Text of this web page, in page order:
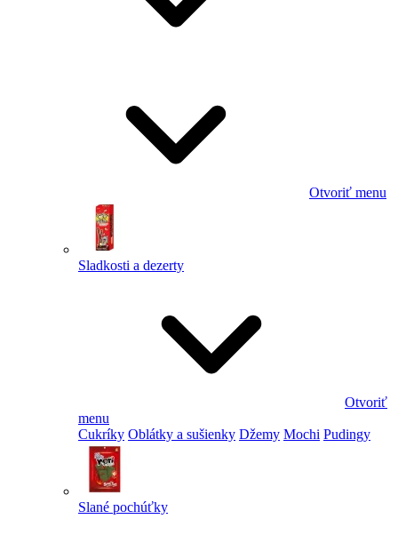
Otvoriť menu
Sladkosti a dezerty
Otvoriť
menu
Cukríky Oblátky a sušienky Džemy Mochi Pudingy
Slané pochúťky